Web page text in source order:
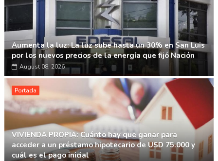
Aumenta la luz: La luz sube hasta un 30% en San Luis
por los nuevos precios de la energía que fijó Nación
August 08, 2026
Portada
VIVIENDA PROPIA: Cuánto hay que ganar para
acceder a un préstamo hipotecario de USD 75.000 y
cuál es el pago inicial